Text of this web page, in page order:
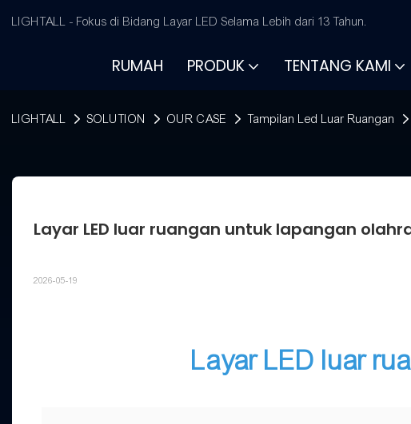
LIGHTALL - Fokus di Bidang Layar LED Selama Lebih dari 13 Tahun.
RUMAH PRODUK TENTANG KAMI
LIGHTALL SOLUTION OUR CASE Tampilan Led Luar Ruangan
Layar LED luar ruangan untuk lapangan
2026-05-19
Layar LED luar